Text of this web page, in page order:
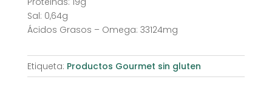
Sal: 0,64g
Ácidos Grasos – Omega: 33124mg
Etiqueta: Productos Gourmet sin gluten